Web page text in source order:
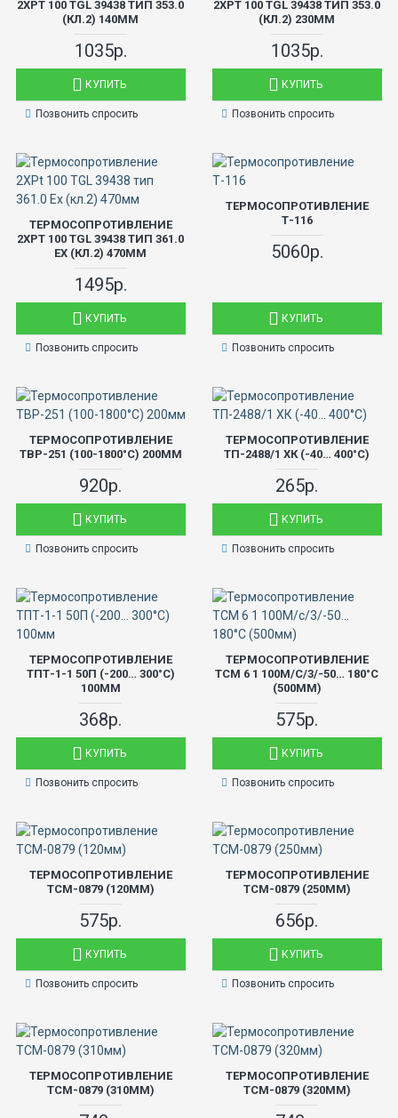
2ХPT 100 TGL 39438 ТИП 353.0
(КЛ.2) 140ММ
1035р.
КУПИТЬ
Позвонить спросить
2ХPT 100 TGL 39438 ТИП 353.0
(КЛ.2) 230ММ
1035р.
КУПИТЬ
Позвонить спросить
ТЕРМОСОПРОТИВЛЕНИЕ
2ХPT 100 TGL 39438 ТИП 361.0
EX (КЛ.2) 470ММ
1495р.
КУПИТЬ
Позвонить спросить
ТЕРМОСОПРОТИВЛЕНИЕ
Т-116
5060р.
КУПИТЬ
Позвонить спросить
ТЕРМОСОПРОТИВЛЕНИЕ
ТВР-251 (100-1800°С) 200ММ
920р.
КУПИТЬ
Позвонить спросить
ТЕРМОСОПРОТИВЛЕНИЕ
ТП-2488/1 ХК (-40… 400°С)
265р.
КУПИТЬ
Позвонить спросить
ТЕРМОСОПРОТИВЛЕНИЕ
ТПТ-1-1 50П (-200… 300°С)
100ММ
368р.
КУПИТЬ
Позвонить спросить
ТЕРМОСОПРОТИВЛЕНИЕ
ТСМ 6 1 100М/С/3/-50… 180°С
(500ММ)
575р.
КУПИТЬ
Позвонить спросить
ТЕРМОСОПРОТИВЛЕНИЕ
ТСМ-0879 (120ММ)
575р.
КУПИТЬ
Позвонить спросить
ТЕРМОСОПРОТИВЛЕНИЕ
ТСМ-0879 (250ММ)
656р.
КУПИТЬ
Позвонить спросить
ТЕРМОСОПРОТИВЛЕНИЕ
ТСМ-0879 (310ММ)
ТЕРМОСОПРОТИВЛЕНИЕ
ТСМ-0879 (320ММ)